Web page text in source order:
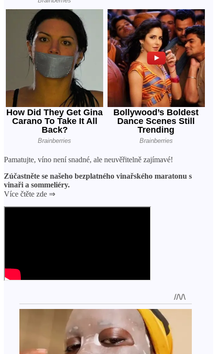
Pamatujte, víno není snadné, ale neuvěřitelně zajímavé!
Zúčastněte se našeho bezplatného vinařského maratonu s
vinaři a sommeliéry.
Více čtěte zde ⇒